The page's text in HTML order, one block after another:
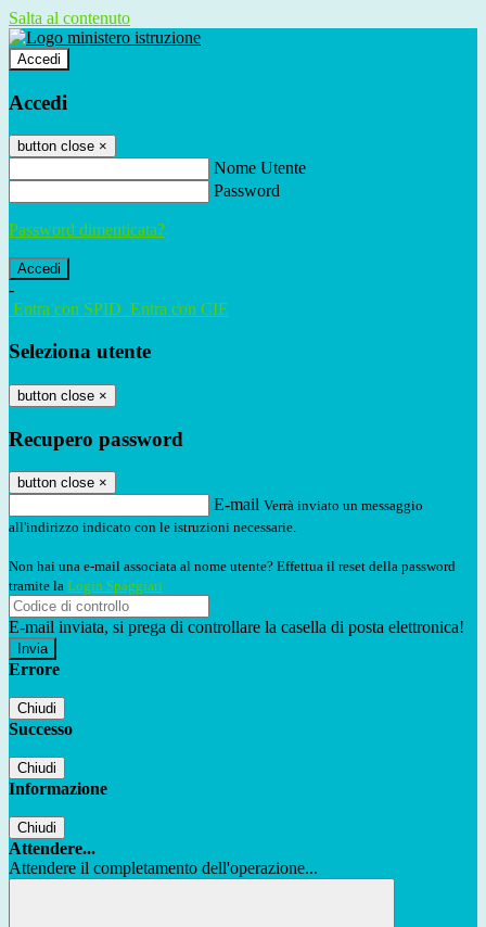
Salta al contenuto
Accedi
Accedi
button close ×
Nome Utente
Password
Password dimenticata?
-
Entra con SPID Entra con CIE
Seleziona utente
button close ×
Recupero password
button close ×
E-mail Verrà inviato un messaggio
all'indirizzo indicato con le istruzioni necessarie.
Non hai una e-mail associata al nome utente? Effettua il reset della password
tramite la Login Spaggiari
E-mail inviata, si prega di controllare la casella di posta elettronica!
Errore
Chiudi
Successo
Chiudi
Informazione
Chiudi
Attendere...
Attendere il completamento dell'operazione...